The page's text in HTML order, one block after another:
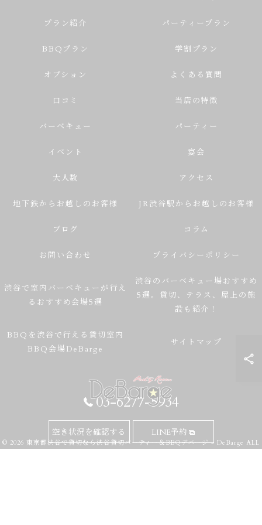
03-6277-5934
空き状況を確認する LINE予約
プラン紹介 パーティープラン
BBQプラン 学割プラン
オプション よくある質問
口コミ 当店の特徴
バーベキュー パーティー
イベント 宴会
大人数 アクセス
地下鉄からお越しのお客様 JR渋谷駅からお越しのお客様
ブログ コラム
お問い合わせ プライバシーポリシー
渋谷で室内バーベキューが行え
るおすすめ会場5選
渋谷のバーベキュー場おすすめ
5選。貸切、テラス、屋上の施
設も紹介！
BBQを渋谷で行える貸切室内
BBQ会場DeBarge
サイトマップ
© 2026 東京都渋谷で貸切なら渋谷貸切パーティー＆BBQデバージ - DeBarge ALL